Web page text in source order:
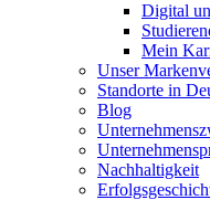
Digital
Mein
Unser
Standorte in
Blog
Nachhaltigkeit